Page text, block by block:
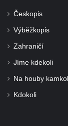
parku v
Socha
Duchcově
Socha
Českopis
Výběžkopis
Zahraničí
Jíme kdekoli
Na houby
Kdokoli